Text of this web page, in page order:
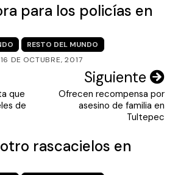
para los policías en
RESTO DEL MUNDO
16 DE OCTUBRE, 2017
que
de
Siguiente
Ofrecen recompensa por
asesino de familia en
Tultepec
rascacielos en